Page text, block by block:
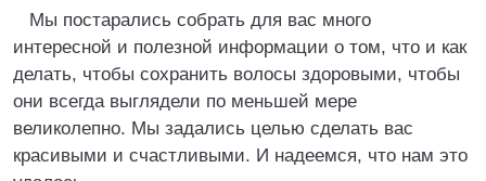
Мы постарались собрать для вас много
интересной и полезной информации о том, что и как
делать, чтобы сохранить волосы здоровыми, чтобы
они всегда выглядели по меньшей мере
великолепно. Мы задались целью сделать вас
красивыми и счастливыми. И надеемся, что нам это